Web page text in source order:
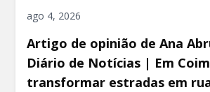
ago 4, 2026
Artigo de opinião de Ana
Diário de Notícias | Em
transformar estradas em